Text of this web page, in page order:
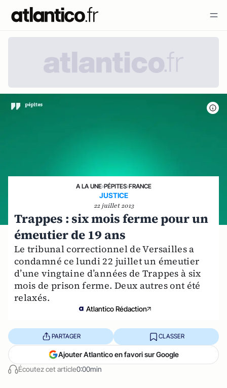
A LA UNE›PÉPITES›FRANCE
JUSTICE
22 juillet 2013
Trappes : six mois ferme pour un
émeutier de 19 ans
Le tribunal correctionnel de Versailles a
condamné ce lundi 22 juillet un émeutier
d’une vingtaine d’années de Trappes à six
mois de prison ferme. Deux autres ont été
relaxés.
Atlantico Rédaction
Écoutez cet article0:00min
PARTAGER CLASSER
Ajouter Atlantico en favori sur Google